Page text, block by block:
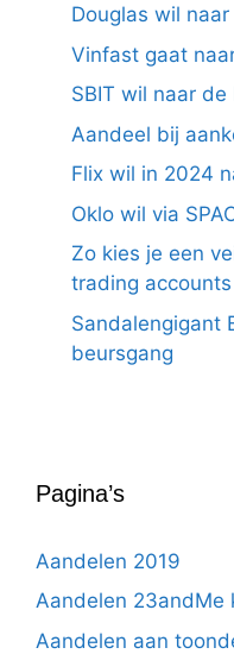
Douglas wil
Vinfast gaat
SBIT wil naar
Aandeel bij
Flix wil in 2024
Oklo wil via
Zo kies je een
trading accounts
Sandalengigant
beursgang
Pagina’s
Aandelen 2019
Aandelen 23andMe
Aandelen aan